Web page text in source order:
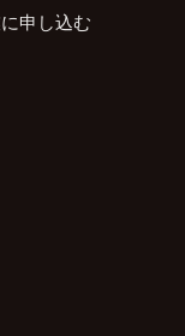
申し込む